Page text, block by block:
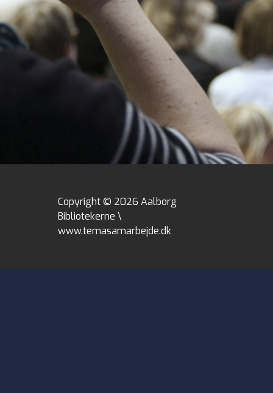
Copyright © 2026 Aalborg
Bibliotekerne \
www.temasamarbejde.dk